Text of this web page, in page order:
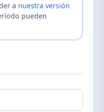
a nuestra versión
pueden